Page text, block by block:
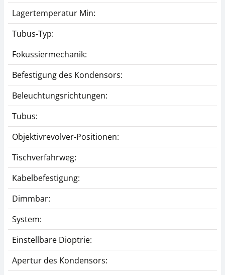
Lagertemperatur Min:
Tubus-Typ:
Fokussiermechanik:
Befestigung des Kondensors:
Beleuchtungsrichtungen:
Tubus:
Objektivrevolver-Positionen:
Tischverfahrweg:
Kabelbefestigung:
Dimmbar:
System:
Einstellbare Dioptrie:
Apertur des Kondensors: